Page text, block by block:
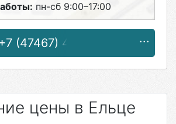
пн-сб 9:00–17:00
(47467) 4-12-08
цены в Ельце